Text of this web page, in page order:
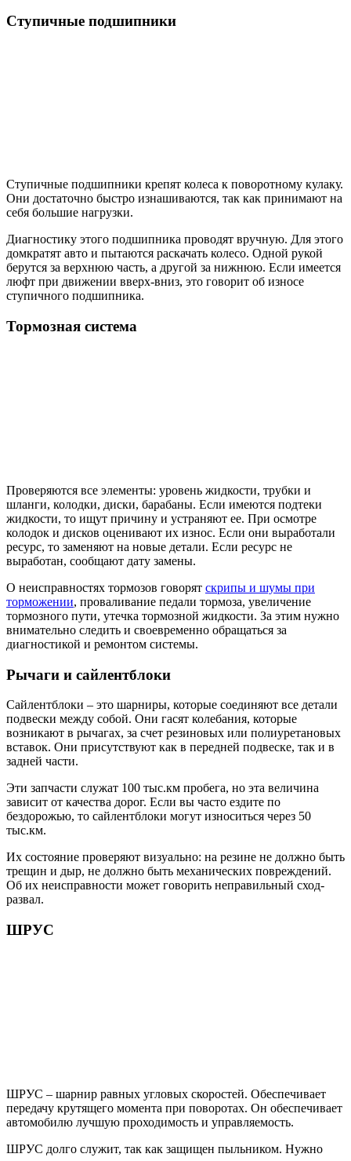
Ступичные подшипники
Ступичные подшипники крепят колеса к поворотному кулаку.
Они достаточно быстро изнашиваются, так как принимают на
себя большие нагрузки.
Диагностику этого подшипника проводят вручную. Для этого
домкратят авто и пытаются раскачать колесо. Одной рукой
берутся за верхнюю часть, а другой за нижнюю. Если имеется
люфт при движении вверх-вниз, это говорит об износе
ступичного подшипника.
Тормозная система
Проверяются все элементы: уровень жидкости, трубки и
шланги, колодки, диски, барабаны. Если имеются подтеки
жидкости, то ищут причину и устраняют ее. При осмотре
колодок и дисков оценивают их износ. Если они выработали
ресурс, то заменяют на новые детали. Если ресурс не
выработан, сообщают дату замены.
О неисправностях тормозов говорят скрипы и шумы при
торможении, проваливание педали тормоза, увеличение
тормозного пути, утечка тормозной жидкости. За этим нужно
внимательно следить и своевременно обращаться за
диагностикой и ремонтом системы.
Рычаги и сайлентблоки
Сайлентблоки – это шарниры, которые соединяют все детали
подвески между собой. Они гасят колебания, которые
возникают в рычагах, за счет резиновых или полиуретановых
вставок. Они присутствуют как в передней подвеске, так и в
задней части.
Эти запчасти служат 100 тыс.км пробега, но эта величина
зависит от качества дорог. Если вы часто ездите по
бездорожью, то сайлентблоки могут износиться через 50
тыс.км.
Их состояние проверяют визуально: на резине не должно быть
трещин и дыр, не должно быть механических повреждений.
Об их неисправности может говорить неправильный сход-
развал.
ШРУС
ШРУС – шарнир равных угловых скоростей. Обеспечивает
передачу крутящего момента при поворотах. Он обеспечивает
автомобилю лучшую проходимость и управляемость.
ШРУС долго служит, так как защищен пыльником. Нужно